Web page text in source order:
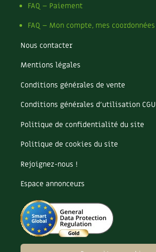
FAQ – Paiement
FAQ – Mon compte, mes coordonnées
Nous contacter
Mentions légales
Conditions générales de vente
Conditions générales d’utilisation CGU
Politique de confidentialité du site
Politique de cookies du site
Rejoignez-nous !
Espace annonceurs